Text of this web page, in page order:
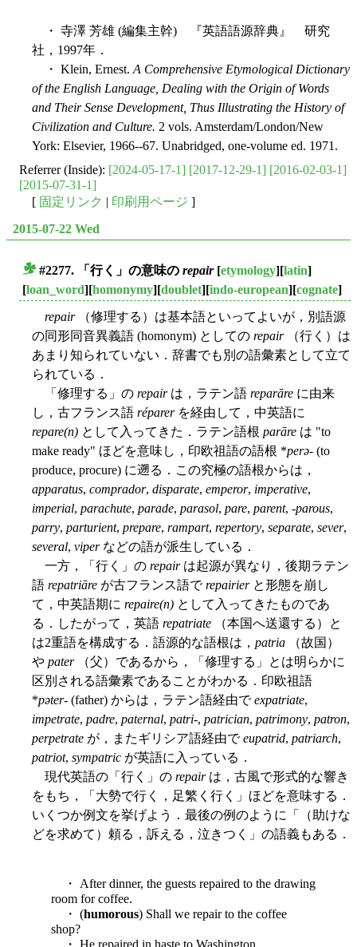
・ 寺澤 芳雄 (編集主幹) 『英語語源辞典』 研究
社，1997年．
・ Klein, Ernest. A Comprehensive Etymological Dictionary
of the English Language, Dealing with the Origin of Words
and Their Sense Development, Thus Illustrating the History of
Civilization and Culture. 2 vols. Amsterdam/London/New
York: Elsevier, 1966--67. Unabridged, one-volume ed. 1971.
Referrer (Inside): [2024-05-17-1] [2017-12-29-1] [2016-02-03-1]
[2015-07-31-1]
[ 固定リンク | 印刷用ページ ]
2015-07-22 Wed
#2277. 「行く」の意味の repair[etymology][latin]
[loan_word][homonymy][doublet][indo-european][cognate]
repair（修理する）は基本語といってよいが，別語源
の同形同音異義語 (homonym) としての repair（行く）は
あまり知られていない．辞書でも別の語彙素として立て
られている．
「修理する」の repairは，ラテン語 reparāre に由来
し，古フランス語 réparerを経由して，中英語に
repare(n) として入ってきた．ラテン語根 parāre は "to
make ready" ほどを意味し，印欧祖語の語根 *perə- (to
produce, procure) に遡る．この究極の語根からは，
apparatus, comprador, disparate, emperor, imperative,
imperial, parachute, parade, parasol, pare, parent, -parous,
parry, parturient, prepare, rampart, repertory, separate, sever,
several, viperなどの語が派生している．
一方，「行く」の repairは起源が異なり，後期ラテン
語 repatriāre が古フランス語でrepairierと形態を崩し
て，中英語期に repaire(n) として入ってきたものであ
る．したがって，英語 repatriate （本国へ送還する）と
は2重語を構成する．語源的な語根は， patria （故国）
や pater（父）であるから，「修理する」とは明らかに
区別される語彙素であることがわかる．印欧祖語
*pəter- (father) からは，ラテン語経由でexpatriate,
impetrate, padre, paternal, patri-, patrician, patrimony, patron,
perpetrate が，またギリシア語経由でeupatrid, patriarch,
patriot, sympatric が英語に入っている．
現代英語の「行く」の repairは，古風で形式的な響き
をもち，「大勢で行く，足繁く行く」ほどを意味する．
いくつか例文を挙げよう．最後の例のように「（助けな
どを求めて）頼る，訴える，泣きつく」の語義もある．
・ After dinner, the guests repaired to the drawing
room for coffee.
・ (humorous) Shall we repair to the coffee
shop?